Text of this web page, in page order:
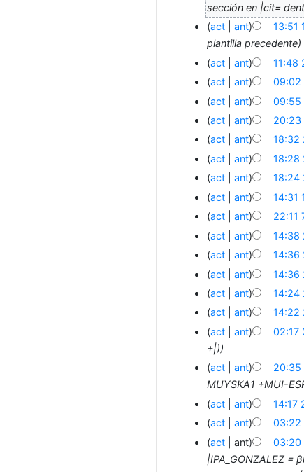
sección en |cit=
act
ant 13:51
plantilla precedente
act
ant 11:48
act
ant 09:02
act
ant 09:55
act
ant 20:23
act
ant 18:32
act
ant 18:28
act
ant 18:24
act
ant 14:31
act
ant 22:11
act
ant 14:38
act
ant 14:36
act
ant 14:36
act
ant 14:24
act
ant 14:22
act
ant 02:17
+|)
act
ant 20:35
MUYSKA1 +MUI-
act
ant 14:17
act
ant 03:22
act
ant 03:20
|IPA_GONZALEZ =